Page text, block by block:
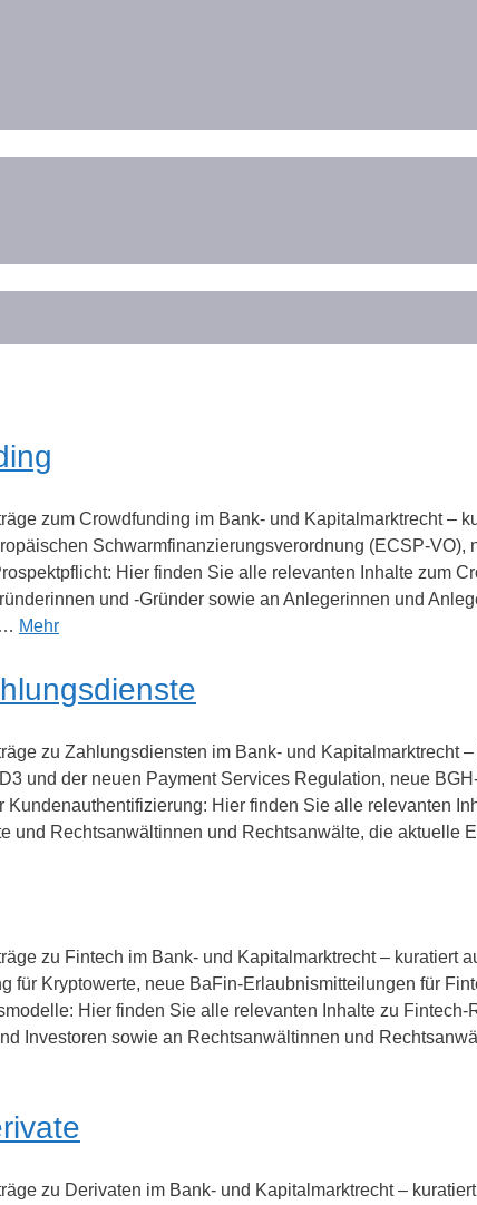
zum Crowdfunding im Bank- und Kapitalmarktrecht –
Schwarmfinanzierungsverordnung (ECSP-
Hier finden Sie alle relevanten Inhalte zum
und -Gründer sowie an Anlegerinnen und
Mehr
zu Zahlungsdiensten im Bank- und Kapitalmarktrecht
und der neuen Payment Services Regulation, neue
Kundenauthentifizierung: Hier finden Sie alle relevanten
und Rechtsanwältinnen und Rechtsanwälte, die aktuelle
zu Fintech im Bank- und Kapitalmarktrecht – kuratiert
für Kryptowerte, neue BaFin-Erlaubnismitteilungen für
Hier finden Sie alle relevanten Inhalte zu
Investoren sowie an Rechtsanwältinnen und
zu Derivaten im Bank- und Kapitalmarktrecht –